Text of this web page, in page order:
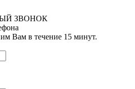
ЗВОНОК
Вам в течение 15 минут.